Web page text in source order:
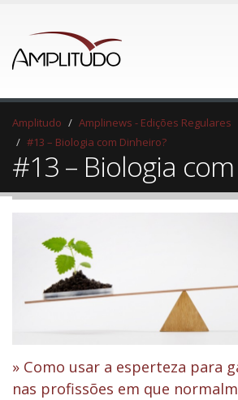
Amplitudo
Amplinews - Edições Regulares
#13 – Biologia com Dinheiro?
#13 – Biologia
» Como usar a esperteza para
nas profissões em que